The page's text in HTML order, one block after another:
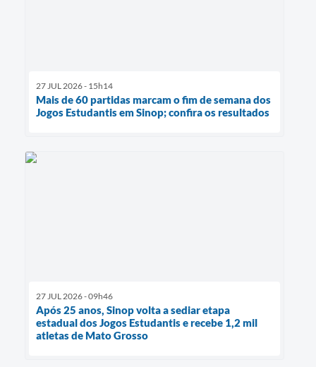
27 JUL 2026 - 15h14
Mais de 60 partidas marcam o fim de semana dos
Jogos Estudantis em Sinop; confira os resultados
27 JUL 2026 - 09h46
Após 25 anos, Sinop volta a sediar etapa
estadual dos Jogos Estudantis e recebe 1,2 mil
atletas de Mato Grosso